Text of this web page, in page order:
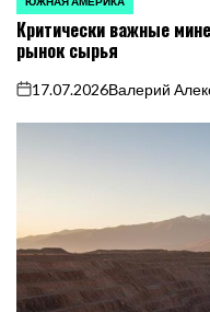
ОПУБЛИКОВАНО
В
Критически важные
рынок сырья
on
17.07.2026Валерий